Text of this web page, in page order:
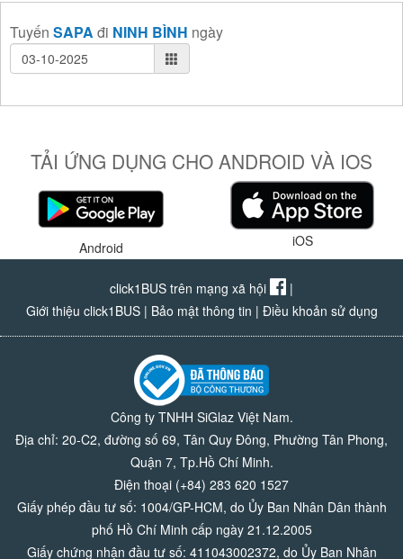
Tuyến SAPA đi NINH BÌNH ngày
TẢI ỨNG DỤNG CHO ANDROID VÀ IOS
Android iOS
click1BUS trên mạng xã hội
|
Giới thiệu click1BUS| Bảo mật thông tin | Điều khoản sử dụng
Công ty TNHH SiGlaz Việt Nam.
Địa chỉ: 20-C2, đường số 69, Tân Quy Đông, Phường Tân Phong,
Quận 7, Tp.Hồ Chí Minh.
Điện thoại (+84) 283 620 1527
Giấy phép đầu tư số: 1004/GP-HCM, do Ủy Ban Nhân Dân thành
phố Hồ Chí Minh cấp ngày 21.12.2005
Giấy chứng nhận đầu tư số: 411043002372, do Ủy Ban Nhân